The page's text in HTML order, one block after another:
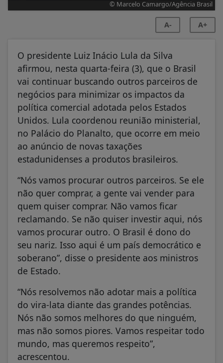
© Marcelo Camargo/Agência Brasil
A- A+
O presidente Luiz Inácio Lula da Silva
afirmou, nesta quarta-feira (3), que o Brasil
vai continuar buscando outros parceiros de
negócios para minimizar os impactos da
política comercial adotada pelos Estados
Unidos. Lula coordenou reunião ministerial,
no Palácio do Planalto, que ocorre em meio
ao anúncio de novas taxações
estadunidenses a produtos brasileiros.
“Nós vamos procurar outros parceiros. Se ele
não quer comprar, a gente vai vender para
quem quiser comprar. Não vamos ficar
reclamando. Se não quiser investir aqui, nós
vamos procurar outro. O Brasil é dono do
seu nariz. Isso aqui é um país democrático e
soberano”, disse o presidente aos ministros
de Estado.
“Nós resolvemos não adotar mais a política
do vira-lata diante das grandes potências.
Nós não somos melhores do que ninguém,
mas não somos piores. Vamos respeitar todo
mundo, mas queremos respeito”,
acrescentou.